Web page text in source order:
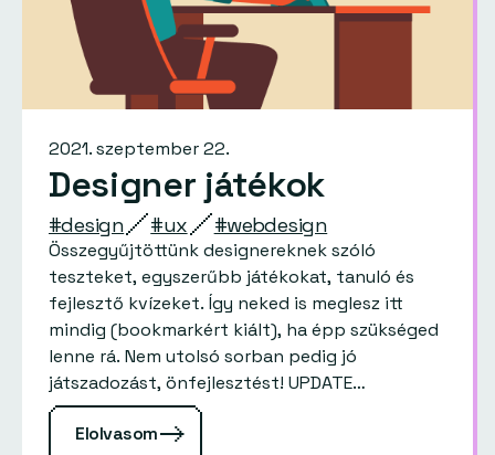
2021. szeptember 22.
Designer játékok
#design #ux #webdesign
Összegyűjtöttünk designereknek szóló
teszteket, egyszerűbb játékokat, tanuló és
fejlesztő kvízeket. Így neked is meglesz itt
mindig (bookmarkért kiált), ha épp szükséged
lenne rá. Nem utolsó sorban pedig jó
játszadozást, önfejlesztést! UPDATE
2022.12.20. – immáron 24 design játék gyűlt
Elolvasom